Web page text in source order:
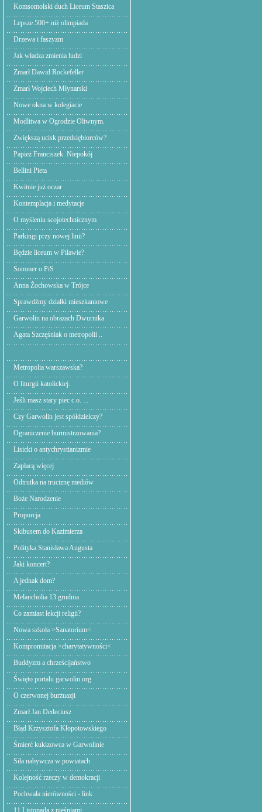
Komsomolski duch Liceum Staszica
Lepsze 500+ niż olimpiada
Drzewa i faszyzm
Jak władza zmienia ludzi
Zmarł Dawid Rockefeller
Zmarł Wojciech Młynarski
Nowe okna w kolegiacie
Modlitwa w Ogrodzie Oliwnym.
Zwiększą ucisk przedsiębiorców?
Papież Franciszek. Niepokój
Bellini Pieta
Kwitnie już oczar
Kontemplacja i medytacje
O myśleniu scojotechnicznym
Parkingi przy nowej linii?
Będzie liceum w Pilawie?
Sommer o PiS
Anna Żochowska w Trójce
Sprawdźmy działki mieszkaniowe
Garwolin na obrazach Dwurnika
Agata Szczęśniak o metropolii ..
Metropolia warszawska?
O liturgii katolickiej.
Jeśli masz stary piec c.o. ...
Czy Garwolin jest spółdzielczy?
Ograniczenie burmistrzowania?
Lisicki o antychrystianizmie
Zapłacą więcej
Odtrutka na truciznę mediów
Boże Narodzenie
Proporcja
Skibusem do Kazimierza
Polityka Stanisława Augusta
Jaki koncert?
A jednak dom?
Melancholia 13 grudnia
Co zamiast lekcji religii?
Nowa szkoła >Sanatorium<
Kompromitacja >charytatywności<
Buddyzm a chrześcijaństwo
Święto portalu garwolin.org
O czerwonej burżuazji
Zmarł Jan Dedeciusz
Błąd Krzysztofa Kłopotowskiego
Śmierć kukizowca w Garwolinie
Siła nabywcza w powiatach
Kolejność rzeczy w demokracji
Pochwała nierówności - link
11 Listopada z pieśniami